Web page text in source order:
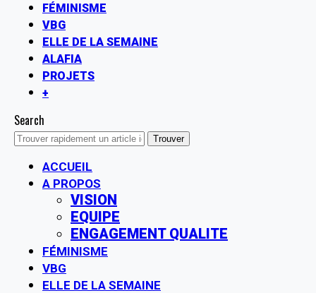
FÉMINISME
VBG
ELLE DE LA SEMAINE
ALAFIA
PROJETS
+
Search
ACCUEIL
A PROPOS
VISION
EQUIPE
ENGAGEMENT QUALITE
FÉMINISME
VBG
ELLE DE LA SEMAINE